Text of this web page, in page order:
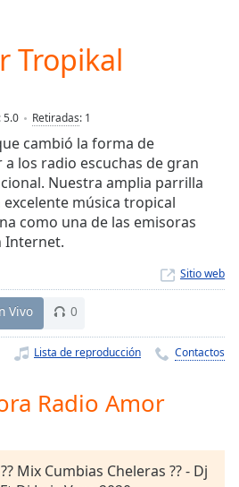
Tropikal
5.0 Retiradas: 1
cambió la forma de
los radio escuchas de gran
Nuestra amplia parrilla
música tropical
como una de las emisoras
Internet.
Sitio web
Vivo 0
Lista de reproducción Contactos
Radio Amor
Mix Cumbias Cheleras ?? - Dj